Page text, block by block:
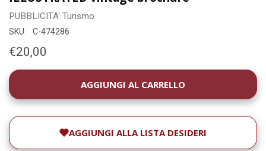
PUBBLICITA' Turismo
SKU: C-474286
€20,00
DISPONIBILITÀ
ATTUALE:
AGGIUNGI ALLA LISTA DESIDERI